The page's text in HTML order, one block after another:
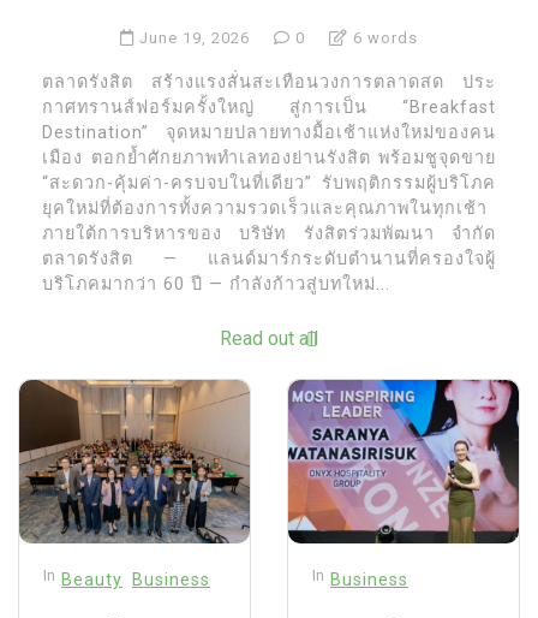
June 19, 2026 0 6 words
ตลาดรังสิต สร้างแรงสั่นสะเทือนวงการตลาดสด ประ
กาศทรานส์ฟอร์มครั้งใหญ่ สู่การเป็น “Breakfast
Destination” จุดหมายปลายทางมื้อเช้าแห่งใหม่ของคน
เมือง ตอกย้ำศักยภาพทำเลทองย่านรังสิต พร้อมชูจุดขาย
“สะดวก-คุ้มค่า-ครบจบในที่เดียว” รับพฤติกรรมผู้บริโภค
ยุคใหม่ที่ต้องการทั้งความรวดเร็วและคุณภาพในทุกเช้า
ภายใต้การบริหารของ บริษัท รังสิตร่วมพัฒนา จำกัด
ตลาดรังสิต — แลนด์มาร์กระดับตำนานที่ครองใจผู้
บริโภคมากว่า 60 ปี — กำลังก้าวสู่บทใหม่...
Read out all
In Beauty Business In Business